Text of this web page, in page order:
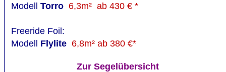
Modell Torro 6,3m²  ab 430 € *
Freeride Foil:
Modell
Flylite 6,8m² ab 380 €*
Zur Segelübersicht